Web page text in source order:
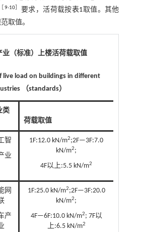
9-10］ 要求，活荷载按表1取值。其他
取值。
业（标准）上楼活荷载取值
live load on buildings in different
（standards）
类
荷载取值
智
业
1F:12.0 kN/m2;2F—3F:7.0
kN/m2;
4F以上:5.5 kN/m2
网
产
1F:25.0 kN/m2;2F—3F:20.0
kN/m2;
4F—6F:10.0 kN/m2; 7F以
上:6.5 kN/m2